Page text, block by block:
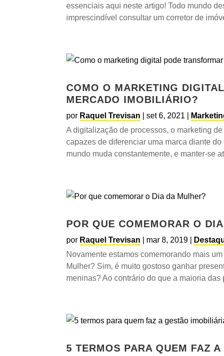
essenciais aqui neste artigo! Todo mundo
imprescindível consultar um corretor de
COMO O MARKETING
MERCADO IMOBILIÁRIO?
por Raquel Trevisan |set 6, 2021
A digitalização de processos, o marketing
capazes de diferenciar uma marca diante
mundo muda constantemente, e manter-se
POR QUE COMEMORAR O
por Raquel Trevisan mar 8, 2019
Novamente estamos comemorando mais
Mulher? Sim, é muito gostoso ganhar
meninas? Ao contrário do que a maioria
5 TERMOS PARA QUEM FAZ